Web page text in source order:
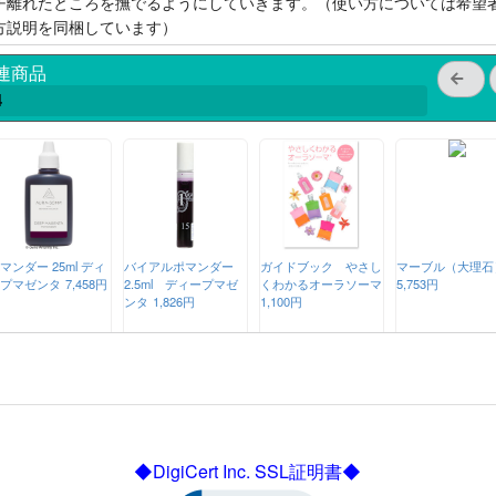
説明を同梱しています）
商品
ンダー 25ml ディ
マゼンタ 7,458円
バイアルポマンダー
2.5ml ディープマゼ
ンタ 1,826円
ガイドブック やさし
くわかるオーラソーマ
1,100円
マーブル（大理
5,753円
◆DigiCert Inc. SSL証明書◆